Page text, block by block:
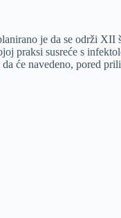
je da se održi
praksi susreće s
će navedeno, pored